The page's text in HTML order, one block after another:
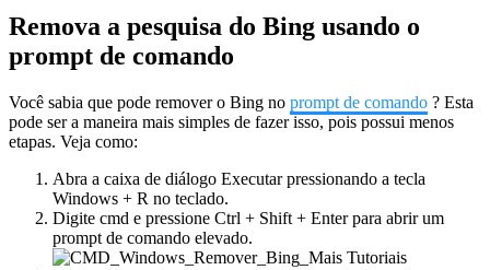
Remova a pesquisa do Bing usando o
prompt de comando
Você sabia que pode remover o Bing no prompt de comando ? Esta
pode ser a maneira mais simples de fazer isso, pois possui menos
etapas. Veja como:
Abra a caixa de diálogo Executar pressionando a tecla
Windows + R no teclado.
Digite cmd e pressione Ctrl + Shift + Enterpara abrir um
prompt de comando elevado.